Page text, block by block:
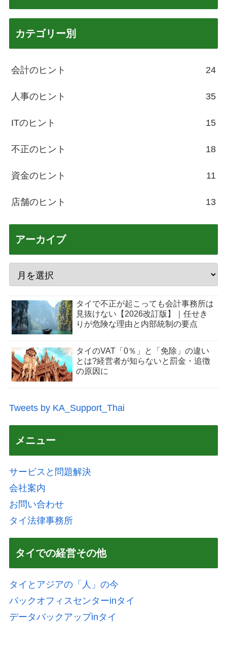
カテゴリー別
会計のヒント 24
人事のヒント 35
ITのヒント 15
不正のヒント 18
資金のヒント 11
店舗のヒント 13
アーカイブ
タイで不正が起こっても会計事務所は
見抜けない【2026改訂版】｜任せき
りが危険な理由と内部統制の要点
タイのVAT「0％」と「免除」の違い
とは?経営者が知らないと罰金・追徴
の原因に
Tweets by KA_Support_Thai
メニュー
サービスと問題解決
会社案内
お問い合わせ
タイ法律事務所
タイでの経営その他
タイとアジアの「人」の今
バックオフィスセンターinタイ
データバックアップinタイ